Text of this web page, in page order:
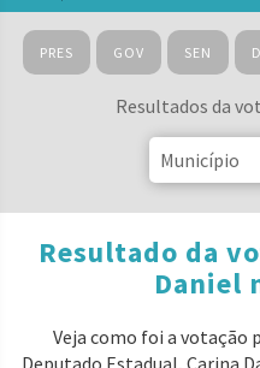
PRES GOV SEN
Resultados da
Resultado da
Daniel
Veja como foi a votação
Deputado Estadual, Carina